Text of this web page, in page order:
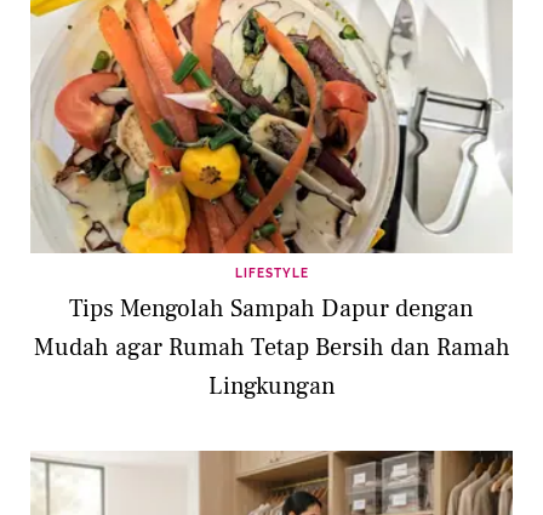
LIFESTYLE
Tips Mengolah Sampah Dapur dengan
Mudah agar Rumah Tetap Bersih dan Ramah
Lingkungan